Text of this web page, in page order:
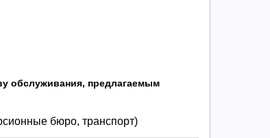
обслуживания, предлагаемым
бюро, транспорт)